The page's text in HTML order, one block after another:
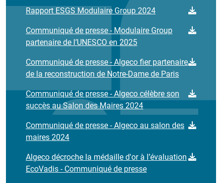
Rapport ESGS Modulaire Group 2024
Communiqué de presse - Modulaire Group
partenaire de l’UNESCO en 2025
Communiqué de presse - Algeco fier partenaire
de la reconstruction de Notre-Dame de Paris
Communiqué de presse - Algeco célèbre son
succès au Salon des Maires 2024
Communiqué de presse - Algeco au salon des
maires 2024
Algeco décroche la médaille d'or à l’évaluation
EcoVadis - Communiqué de presse